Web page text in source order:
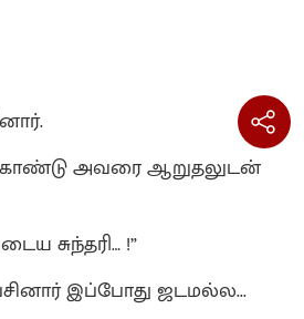
அவரை ஆறுதலுடன்
சுந்தரி… !”
இப்போது ஜடமல்ல...